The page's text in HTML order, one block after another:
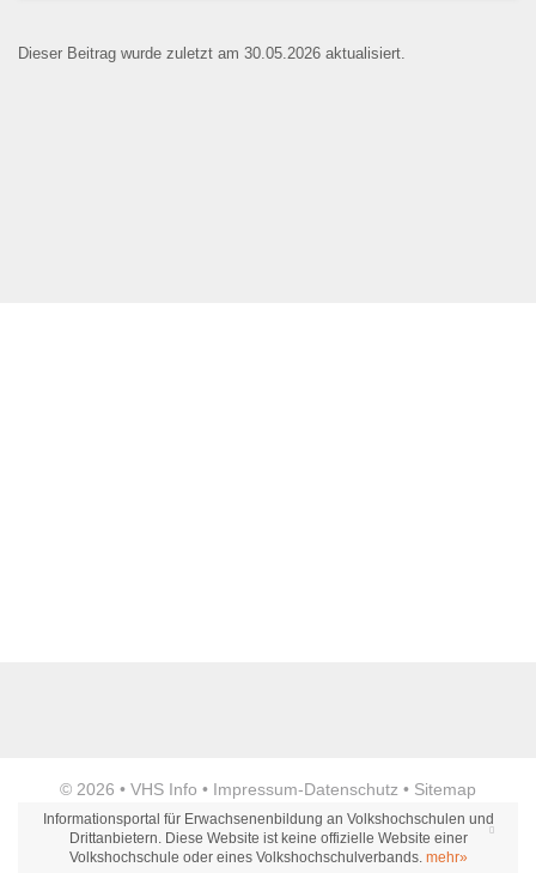
Kontaktaufnahme und ist nicht
Webseite
Dieser Beitrag wurde zuletzt am 30.05.2026 aktualisiert.
© 2026 • VHS Info • Impressum-Datenschutz • Sitemap
Informationsportal für Erwachsenenbildung an Volkshochschulen und
Drittanbietern. Diese Website ist keine offizielle Website einer
Volkshochschule oder eines Volkshochschulverbands. mehr»